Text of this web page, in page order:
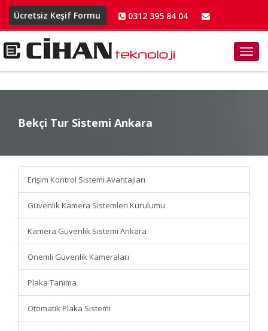
Ücretsiz Keşif Formu
0312 395 84 04
info@cihanteknoloji.net
Bekçi Tur Sistemi Ankara
Tur Sistemi Ankara
Erişim Kontrol Sistemi Avantajları
Güvenlik Kamera Sistemleri Kurulumu
Kamera Güvenlik Sistemi Ankara
Önemli Güvenlik Kameraları
Plaka Tanıma
Otomatik Plaka Sistemi